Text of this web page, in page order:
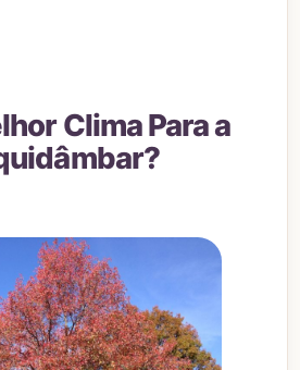
Clima Para a